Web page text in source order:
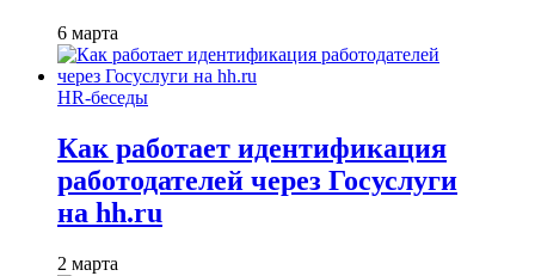
6 марта
HR-беседы
Как работает идентификация
работодателей через Госуслуги
на hh.ru
2 марта